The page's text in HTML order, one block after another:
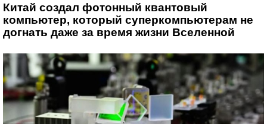
Китай создал фотонный квантовый
компьютер, который суперкомпьютерам не
догнать даже за время жизни Вселенной